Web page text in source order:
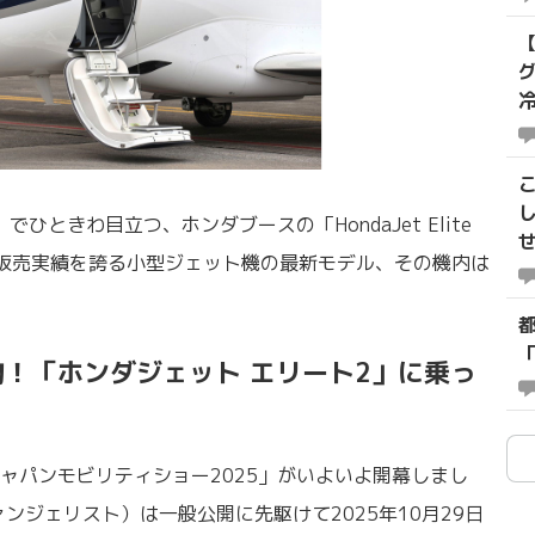
ひときわ目立つ、ホンダブースの「HondaJet Elite
実績を誇る小型ジェット機の最新モデル、その機内は
「ホンダジェット エリート2」に乗っ
ンモビリティショー2025」がいよいよ開幕しまし
ジェリスト）は一般公開に先駆けて2025年10月29日